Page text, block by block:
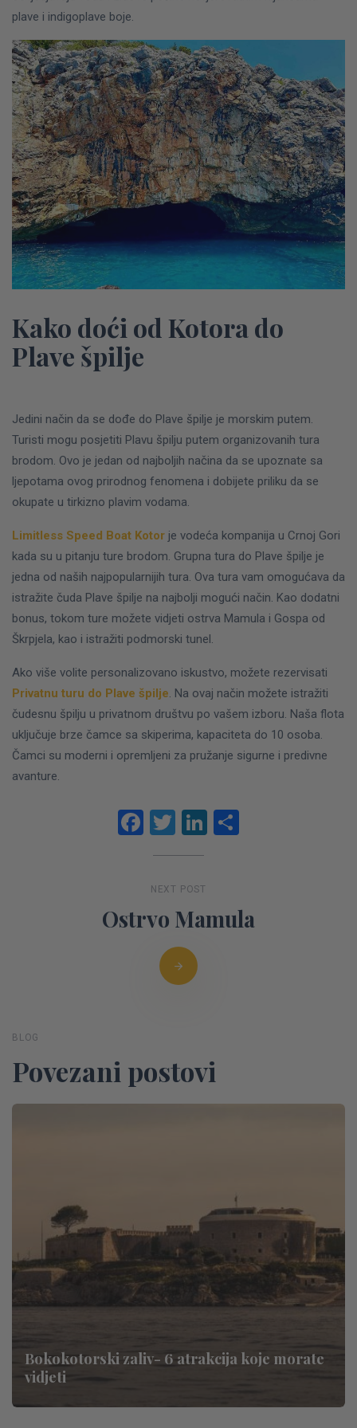
plave i indigoplave boje.
Kako doći od Kotora do
Plave špilje
Jedini način da se dođe do Plave špilje je morskim putem.
Turisti mogu posjetiti Plavu špilju putem organizovanih tura
brodom. Ovo je jedan od najboljih načina da se upoznate sa
ljepotama ovog prirodnog fenomena i dobijete priliku da se
okupate u tirkizno plavim vodama.
Limitless Speed Boat Kotor je vodeća kompanija u Crnoj Gori
kada su u pitanju ture brodom. Grupna tura do Plave špilje je
jedna od naših najpopularnijih tura. Ova tura vam omogućava da
istražite čuda Plave špilje na najbolji mogući način. Kao dodatni
bonus, tokom ture možete vidjeti ostrva Mamula i Gospa od
Škrpjela, kao i istražiti podmorski tunel.
Ako više volite personalizovano iskustvo, možete rezervisati
Privatnu turu do Plave špilje. Na ovaj način možete istražiti
čudesnu špilju u privatnom društvu po vašem izboru. Naša flota
uključuje brze čamce sa skiperima, kapaciteta do 10 osoba.
Čamci su moderni i opremljeni za pružanje sigurne i predivne
avanture.
Facebook
TwitterLinkedIn
NEXT POST
Ostrvo Mamula
BLOG
Povezani postovi
Bokokotorski zaliv- 6 atrakcija koje morate
vidjeti